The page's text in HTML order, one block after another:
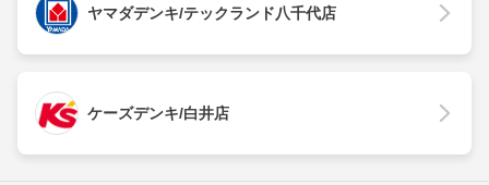
ヤマダデンキ/テックランド八千代店
ケーズデンキ/白井店